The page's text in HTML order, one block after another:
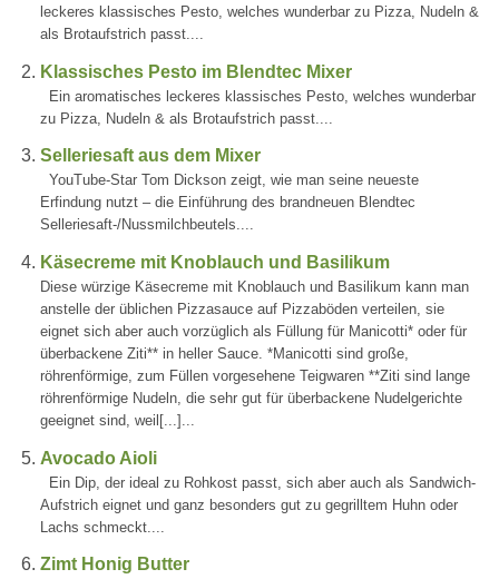
leckeres klassisches Pesto, welches wunderbar zu Pizza, Nudeln &
als Brotaufstrich passt....
Klassisches Pesto im Blendtec Mixer
Ein aromatisches leckeres klassisches Pesto, welches wunderbar
zu Pizza, Nudeln & als Brotaufstrich passt....
Selleriesaft aus dem Mixer
YouTube-Star Tom Dickson zeigt, wie man seine neueste
Erfindung nutzt – die Einführung des brandneuen Blendtec
Selleriesaft-/Nussmilchbeutels....
Käsecreme mit Knoblauch und Basilikum
Diese würzige Käsecreme mit Knoblauch und Basilikum kann man
anstelle der üblichen Pizzasauce auf Pizzaböden verteilen, sie
eignet sich aber auch vorzüglich als Füllung für Manicotti* oder für
überbackene Ziti** in heller Sauce. *Manicotti sind große,
röhrenförmige, zum Füllen vorgesehene Teigwaren **Ziti sind lange
röhrenförmige Nudeln, die sehr gut für überbackene Nudelgerichte
geeignet sind, weil[...]...
Avocado Aioli
Ein Dip, der ideal zu Rohkost passt, sich aber auch als Sandwich-
Aufstrich eignet und ganz besonders gut zu gegrilltem Huhn oder
Lachs schmeckt....
Zimt Honig Butter